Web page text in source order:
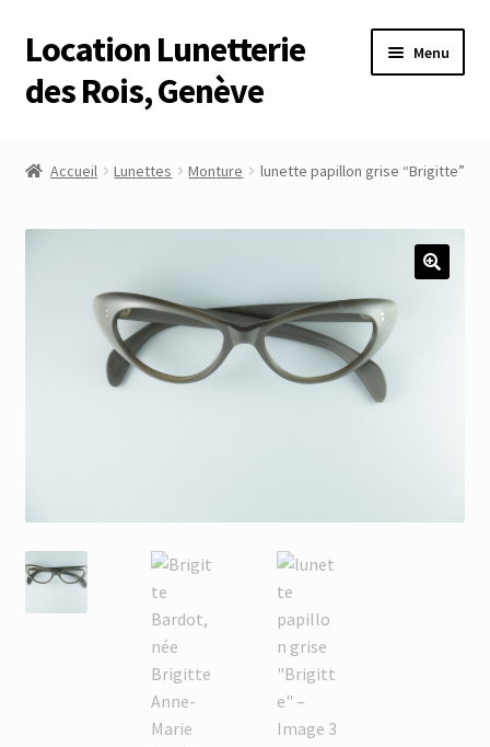
Aller
à
la
Aller
au
contenu
Location Lunetterie
des Rois, Genève
Menu
Membres
Réinitialisation du mot de passe
Accueil Lunettes Monture lunette papillon grise “Brigitte”